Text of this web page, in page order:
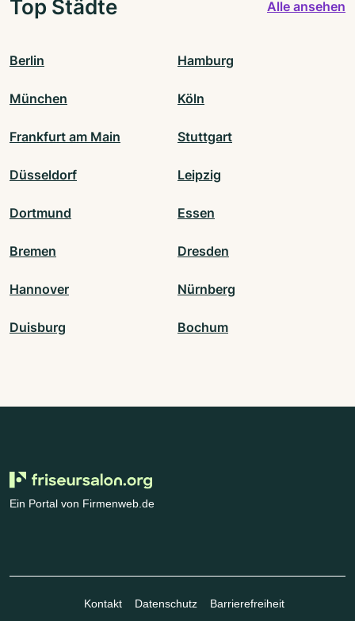
Top Städte Alle ansehen
Berlin Hamburg
München Köln
Frankfurt am Main Stuttgart
Düsseldorf Leipzig
Dortmund Essen
Bremen Dresden
Hannover Nürnberg
Duisburg Bochum
Ein Portal von Firmenweb.de
Kontakt Datenschutz
Barrierefreiheit